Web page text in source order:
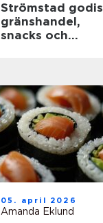
Strömstad godis
gränshandel,
snacks och
05. april 2026
Amanda Eklund